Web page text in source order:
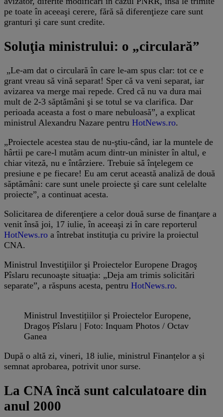
pe toate în aceeaşi cerere, fără să diferenţieze care sunt
granturi şi care sunt credite.
Soluţia ministrului: o „circulară”
„Le-am dat o circulară în care le-am spus clar: tot ce e
grant vreau să vină separat! Sper că va veni separat, iar
avizarea va merge mai repede. Cred că nu va dura mai
mult de 2-3 săptămâni şi se totul se va clarifica. Dar
perioada aceasta a fost o mare nebuloasă”, a explicat
ministrul Alexandru Nazare pentru HotNews.ro.
„Proiectele acestea stau de nu-ştiu-când, iar la muntele de
hârtii pe care-l mutăm acum dintr-un minister în altul, e
chiar viteză, nu e întârziere. Trebuie să înţelegem ce
presiune e pe fiecare! Eu am cerut această analiză de două
săptămâni: care sunt unele proiecte şi care sunt celelalte
proiecte”, a continuat acesta.
Solicitarea de diferenţiere a celor două surse de finanţare a
venit însă joi, 17 iulie, în aceeaşi zi în care reporterul
HotNews.ro a întrebat instituţia cu privire la proiectul
CNA.
Ministrul Investiţiilor şi Proiectelor Europene Dragoş
Pîslaru recunoaşte situaţia: „Deja am trimis solicitări
separate”, a răspuns acesta, pentru HotNews.ro.
Ministrul Investițiilor și Proiectelor Europene,
Dragoș Pîslaru | Foto: Inquam Photos / Octav
Ganea
După o altă zi, vineri, 18 iulie, ministrul Finanțelor a și
semnat aprobarea, potrivit unor surse.
La CNA încă sunt calculatoare din
anul 2000